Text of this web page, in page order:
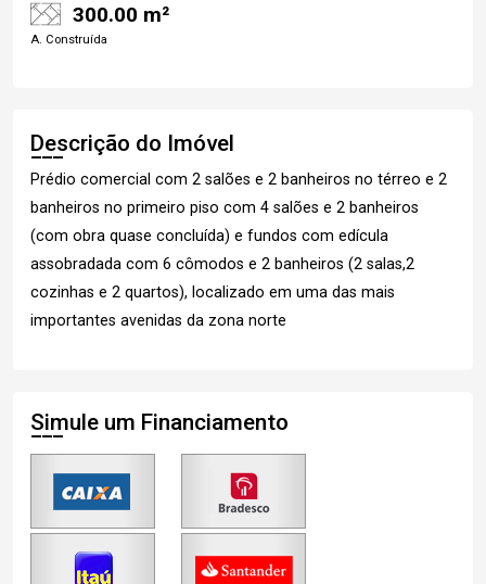
300.00 m²
A. Construída
Descrição do Imóvel
Prédio comercial com 2 salões e 2 banheiros no térreo e 2
banheiros no primeiro piso com 4 salões e 2 banheiros
(com obra quase concluída) e fundos com edícula
assobradada com 6 cômodos e 2 banheiros (2 salas,2
cozinhas e 2 quartos), localizado em uma das mais
importantes avenidas da zona norte
Simule um Financiamento